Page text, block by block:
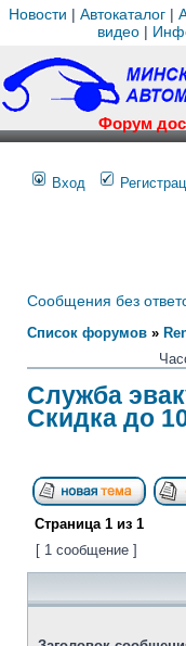
Новости | Автокаталог |
видео|
Форум
Вход
Сообщения без
Список форумов »
Служба
Скидка до
Страница 1 из 1
[ 1 сообщение ]